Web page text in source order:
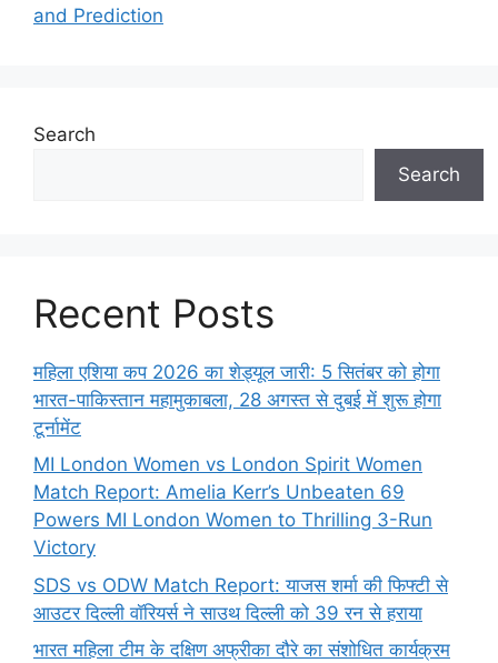
and Prediction
Search
Search
Recent Posts
महिला एशिया कप 2026 का शेड्यूल जारी: 5 सितंबर को होगा
भारत-पाकिस्तान महामुकाबला, 28 अगस्त से दुबई में शुरू होगा
टूर्नामेंट
MI London Women vs London Spirit Women
Match Report: Amelia Kerr’s Unbeaten 69
Powers MI London Women to Thrilling 3-Run
Victory
SDS vs ODW Match Report: याजस शर्मा की फिफ्टी से
आउटर दिल्ली वॉरियर्स ने साउथ दिल्ली को 39 रन से हराया
भारत महिला टीम के दक्षिण अफ्रीका दौरे का संशोधित कार्यक्रम